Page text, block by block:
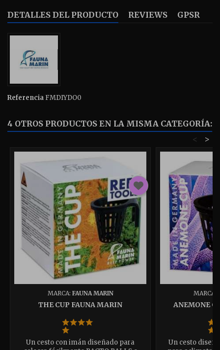
DETALLES DEL PRODUCTO REVIEWS GPSR
Referencia FMDIYDO0
4 OTROS PRODUCTOS EN LA MISMA CATEGORÍA:
>
<
MARCA: FAUNA MARIN
THE CUP FAUNA MARIN
Un cesto con imán diseñado para
MARCA:
ANEMONE
Un cesto